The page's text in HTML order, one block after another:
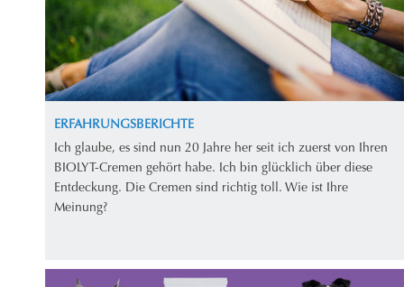
ERFAHRUNGSBERICHTE
Ich glaube, es sind nun 20 Jahre her seit ich zuerst von Ihren
BIOLYT-Cremen gehört habe. Ich bin glücklich über diese
Entdeckung. Die Cremen sind richtig toll. Wie ist Ihre
Meinung?